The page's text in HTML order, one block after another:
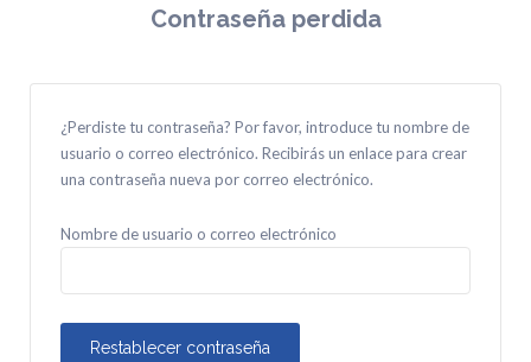
Contraseña perdida
¿Perdiste tu contraseña? Por favor, introduce tu nombre de
usuario o correo electrónico. Recibirás un enlace para crear
una contraseña nueva por correo electrónico.
Nombre de usuario o correo electrónico